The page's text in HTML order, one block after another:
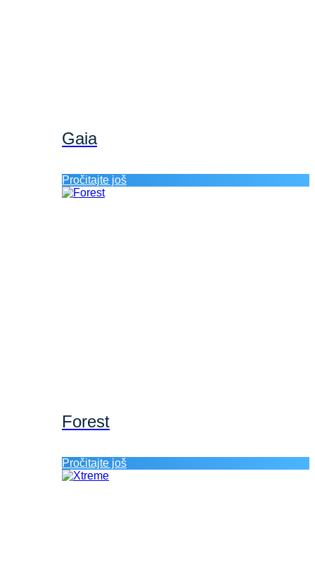
Gaia
Pročitajte još
Forest
Pročitajte još